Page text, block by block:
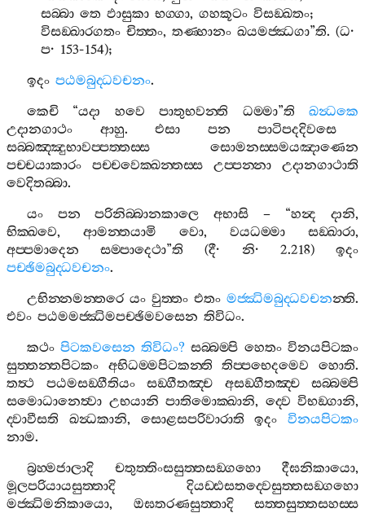
සබ‍්බා තෙ ඵාසුකා භග‍්ගා,ගහකූටං විසඞ‍්ඛතං;
විසඞ‍්ඛාරගතං චිත‍්තං,තණ‍්හානං ඛයමජ‍්ඣගා”ති. (ධ·
ප· 153-154);
ඉදං පඨමබුද‍්ධවචනං.
කෙචි“යදා හවෙ පාතුභවන‍්ති ධම‍්මා”ති
ඛන්‍ධකෙ
උදානගාථං
ආහු.එසා පන
පාටිපදදිවසෙ
සබ‍්බඤ‍්ඤුභාවප‍්පත‍්තස‍්ස
සොමනස‍්සමයඤාණෙන
පච‍්චයාකාරං
පච‍්චවෙක‍්ඛන‍්තස‍්ස උප‍්පන‍්නා
උදානගාථාති
වෙදිතබ‍්බා.
යං
පන පරිනිබ‍්බානකාලෙ අභාසි – “හන්‍ද දානි,
භික‍්ඛවෙ, ආමන‍්තයාමි වො, වයධම‍්මා සඞ‍්ඛාරා,
අප‍්පමාදෙන
සම‍්පාදෙථා”ති (දී· නි· 2.218)ඉදං
පච‍්ඡිමබුද‍්ධවචනං.
උභින‍්නමන‍්තරෙ යං වුත‍්තං එතං මජ‍්ඣිමබුද‍්ධවචනන‍්ති.
එවං පඨමමජ‍්ඣිමපච‍්ඡිමවසෙන තිවිධං.
කථං පිටකවසෙන තිවිධං? සබ‍්බම‍්පි හෙතං විනයපිටකං
සුත‍්තන‍්තපිටකං
අභිධම‍්මපිටකන‍්ති තිප‍්පභෙදමෙව හොති.
තත්‍ථ
පඨමසඞ‍්ගීතියං සඞ‍්ගීතඤ‍්ච අසඞ‍්ගීතඤ‍්ච
සබ‍්බම‍්පි
සමොධානෙත්‍වා උභයානි පාතිමොක‍්ඛානි, ද‍්වෙ විභඞ‍්ගානි,
ද‍්වාවීසති
ඛන්‍ධකානි, සොළසපරිවාරාති ඉදං
විනයපිටකං
නාම.
බ්‍රහ‍්මජාලාදි
චතුත‍්තිංසසුත‍්තසඞ‍්ගහො දීඝනිකායො,
මූලපරියායසුත‍්තාදි
දියඩ‍්ඪසතද‍්වෙසුත‍්තසඞ‍්ගහො
මජ‍්ඣිමනිකායො, ඔඝතරණසුත‍්තාදි
සත‍්තසුත‍්තසහස‍්ස